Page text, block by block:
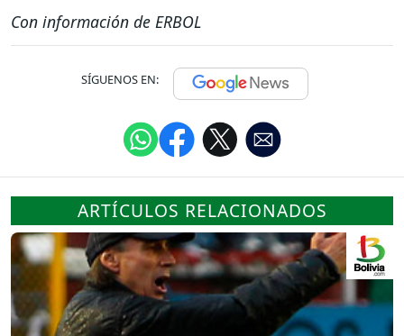
Con información de ERBOL
SÍGUENOS EN:
ARTÍCULOS RELACIONADOS